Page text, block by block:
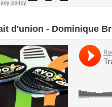
d'union - Dominique